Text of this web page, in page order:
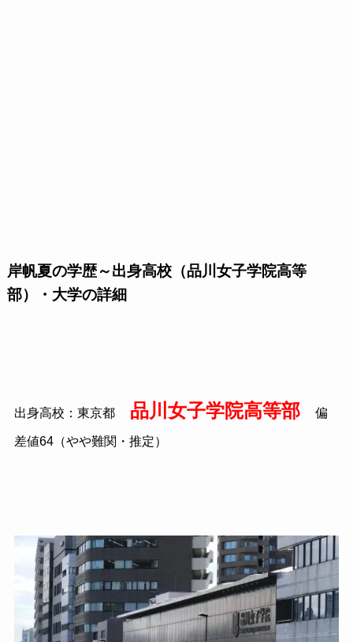
岸帆夏の学歴～出身高校（品川女子学院高等
部）・大学の詳細
出身高校：東京都 品川女子学院高等部 偏
差値64（やや難関・推定）